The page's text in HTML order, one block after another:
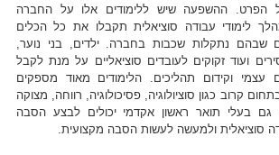
הפרט. ההשפעה שיש ללימודים אלו על החברה
לימודי עבודה סוציאלית תקבלו את כל הכלים
שבהם נתקלות שכבות בחברה. ילדים, בני נוער,
ועוד זקוקים לעובדים סוציאליים על מנת לקבל
עצמי וקידום תהליכים. הלימודים מאוד מספקים
קרוב כגון סוציולוגיה, פסיכולוגיה, רווחה, מצוקה
גם בעלי תואר ראשון אקדמי יכולים לבצע הסבה
סוציאלית ולמעשה לעשות הסבה מקצועית.